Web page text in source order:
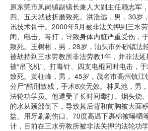
原东莞市凤岗镇副镇长兼人大副主任赖志军
四、五天就被折磨致死。洪浩远，男，30岁
讯技术骨干。2000年5月被非法关押到三水
闭、电击、毒打，导致身体内脏严重受伤，
致死。王树彬，男，28岁，汕头市外砂镇法
被劫持到三水劳教所非法劳教1年，并非法
被“吊飞机”、打毒针、四支电棍同时电击，
致死。黄柱峰，男， 45岁，茂名市高州镇江
分尸”酷刑致残，手术8次无效。林凤池，男
法轮功学员。他遭受了长时间毒打、烟头烧
的水从颈部倒下，导致其后背和前胸被大面
盐、用牙刷刷伤口、70度高温下裹棉被曝晒
计，目前在三水劳教所被非法关押的法轮功